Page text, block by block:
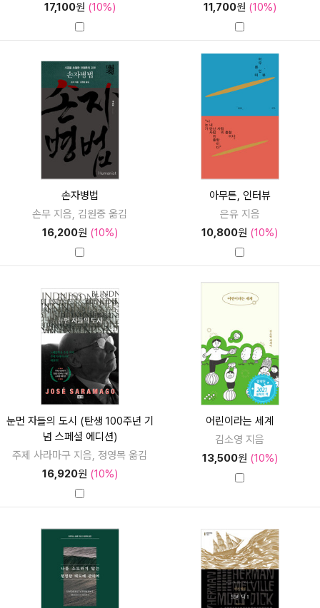
17,100원 (10%)
11,700원 (10%)
손자병법
손무 지음, 김원중 옮김
16,200원 (10%)
아무튼, 인터뷰
은유 지음
10,800원 (10%)
눈먼 자들의 도시 (탄생 100주년 기
념 스페셜 에디션)
주제 사라마구 지음, 정영목 옮김
16,920원 (10%)
어린이라는 세계
김소영 지음
13,500원 (10%)